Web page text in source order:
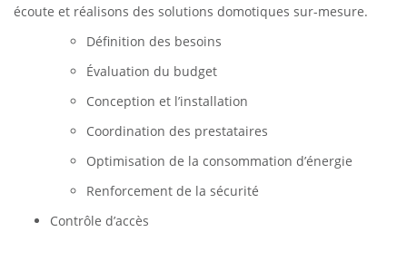
écoute et réalisons des solutions domotiques sur-mesure.
Définition des besoins
Évaluation du budget
Conception et l’installation
Coordination des prestataires
Optimisation de la consommation d’énergie
Renforcement de la sécurité
Contrôle d’accès